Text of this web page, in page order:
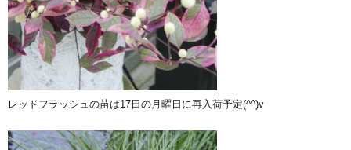
レッドフラッシュの苗は17日の月曜日に再入荷予定(^^)v